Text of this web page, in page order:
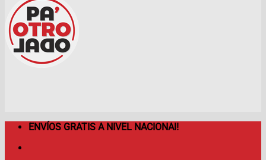
ENVÍOS GRATIS A NIVEL NACIONAl!